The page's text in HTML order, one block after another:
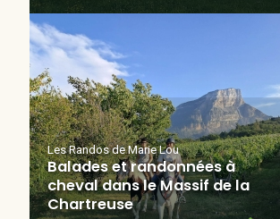
Les Randos de Marie Lou
Balades et randonnées à
cheval dans le Massif de la
Chartreuse